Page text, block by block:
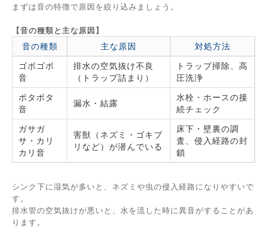
まずは音の特徴で原因を絞り込みましょう。
【音の種類と主な原因】
音の種類 主な原因
対処方法
ゴボゴボ
音
排水の空気抜け不良
（トラップ詰まり）
トラップ掃除、高
圧洗浄
ポタポタ
音
漏水・結露
水栓・ホースの接
続チェック
ガサガ
サ・カリ
カリ音
害獣（ネズミ・ゴキブ
リなど）が潜んでいる
床下・壁裏の調
査、侵入経路の封
鎖
シンク下に湿気が多いと、ネズミや虫の侵入経路になりやすいで
す。
排水管の空気抜けが悪いと、水を流した時に異音がすることがあ
ります。